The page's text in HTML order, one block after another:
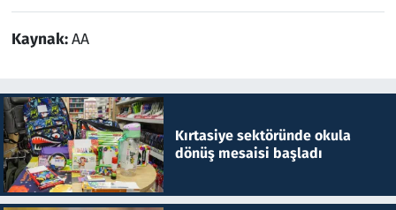
Kaynak:AA
Kırtasiye sektöründe okula
dönüş mesaisi başladı